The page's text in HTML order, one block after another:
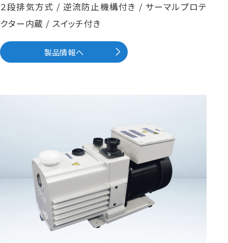
２段排気方式 / 逆流防止機構付き / サーマルプロテ
クター内蔵 / スイッチ付き
製品情報へ